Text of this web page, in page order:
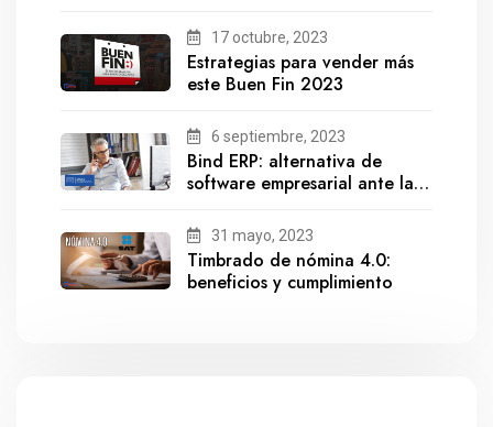
17 octubre, 2023
Estrategias para vender más
este Buen Fin 2023
6 septiembre, 2023
Bind ERP: alternativa de
software empresarial ante la
31 mayo, 2023
Timbrado de nómina 4.0:
beneficios y cumplimiento